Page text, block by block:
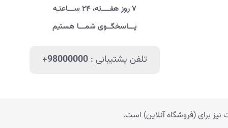
۷ روز هفــــته، ۲۴ ســـاعتـه
پـــاسخگــوی شمـــا هستیم
تلفن پشتیبانی : +98000000
برای (فروشگاه آنلاین) است.